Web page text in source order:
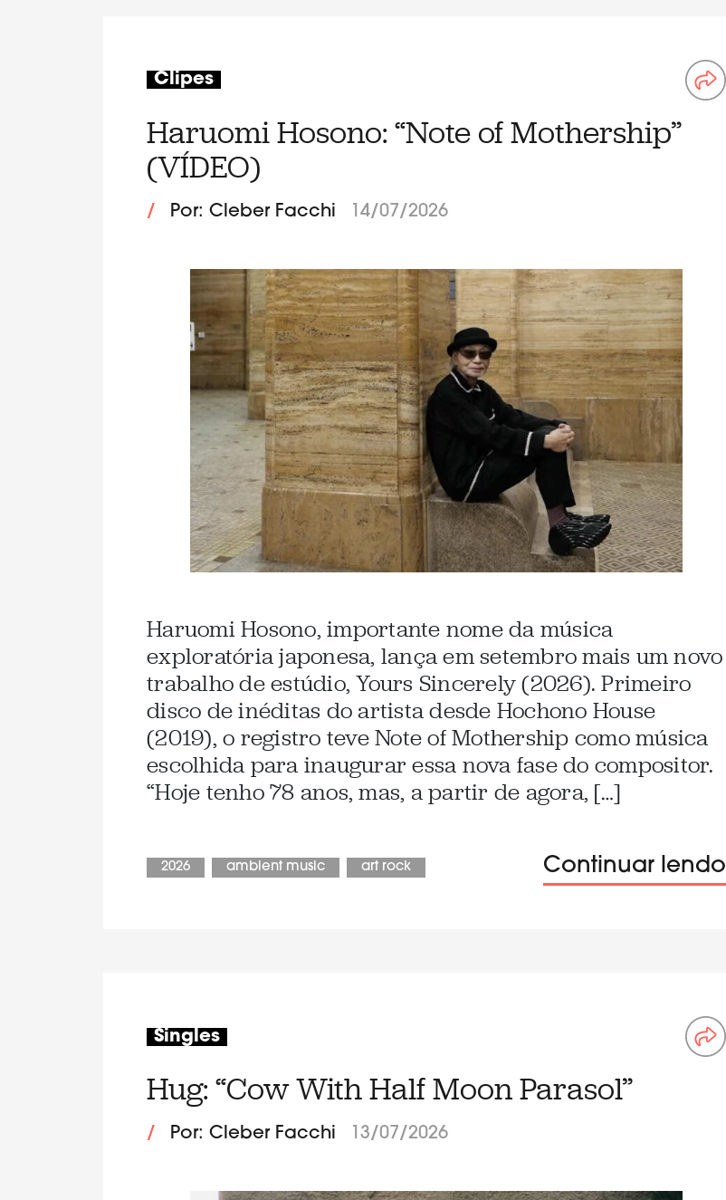
Clipes
Haruomi Hosono: “Note of Mothership”
(VÍDEO)
/ Por: Cleber Facchi 14/07/2026
Haruomi Hosono, importante nome da música
exploratória japonesa, lança em setembro mais um novo
trabalho de estúdio, Yours Sincerely (2026). Primeiro
disco de inéditas do artista desde Hochono House
(2019), o registro teve Note of Mothership como música
escolhida para inaugurar essa nova fase do compositor.
“Hoje tenho 78 anos, mas, a partir de agora, […]
2026 ambient music art rock Continuar lendo
Singles
Hug: “Cow With Half Moon Parasol”
/ Por: Cleber Facchi 13/07/2026